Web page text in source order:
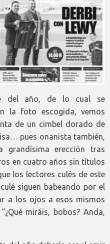
del año, de lo cual se
la foto escogida, vemos
de un cimbel dorado de
pues onanista también,
grandísima erección tras
en cuatro años sin títulos
los lectores culés de este
siguen babeando por el
a los ojos a esos mismos
miráis, bobos? Anda,